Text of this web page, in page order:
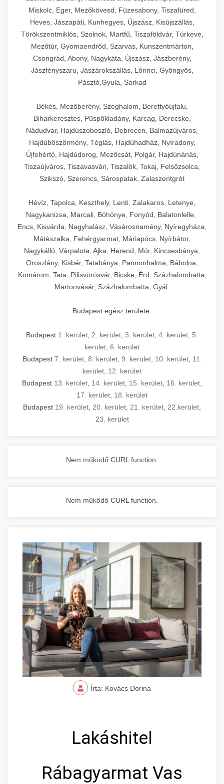
Miskolc, Eger, Mezőkövesd, Füzesabony, Tiszafüred,
Heves, Jászapáti, Kunhegyes, Újszász, Kisújszállás,
Törökszentmiklós, Szolnok, Martfű, Tiszaföldvár, Túrkeve,
Mezőtúr, Gyomaendrőd, Szarvas, Kunszentmárton,
Csongrád, Abony, Nagykáta, Újszász, Jászberény,
Jászfényszaru, Jászárokszállás, Lőrinci, Gyöngyös,
Pásztó,Gyula, Sarkad
Békés, Mezőberény, Szeghalom, Berettyóújfalu,
Biharkeresztes, Püspökladány, Karcag, Derecske,
Nádudvar, Hajdúszoboszló, Debrecen, Balmazújváros,
Hajdúböszörmény, Téglás, Hajdúhadház, Nyíradony,
Újfehértó, Hajdúdorog, Mezőcsát, Polgár, Hajdúnánás,
Tiszaújváros, Tiszavasvári, Tiszalök, Tokaj, Felsőzsolca,
Szikszó, Szerencs, Sárospatak, Zalaszentgrót
Hévíz, Tapolca, Keszthely, Lenti, Zalakaros, Letenye,
Nagykanizsa, Marcali, Böhönye, Fonyód, Balatonlelle,
Encs, Kisvárda, Nagyhalász, Vásárosnamény, Nyíregyháza,
Mátészalka, Fehérgyarmat, Máriapócs, Nyírbátor,
Nagykálló, Várpalota, Ajka, Herend, Mór, Kincsesbánya,
Oroszlány, Kisbér, Tatabánya, Pannonhalma, Bábolna,
Komárom, Tata, Pilisvörösvár, Bicske, Érd, Százhalombatta,
Martonvásár, Százhalombatta, Gyál.
Budapest egész területe:
Budapest 1. kerület 2. kerület 3. kerület 4. kerület 5.
kerület 6. kerület
Budapest 7. kerület, 8. kerület, 9. kerület, 10. kerület, 11.
kerület 12. kerület
Budapest 13. kerület 14. kerület 15. kerület 16. kerület
17. kerület 18. kerület
Budapest 19. kerület 20. kerület 21. kerület 22.kerület
23. kerület
Nem működő CURL function.
Nem működő CURL function.
Írta: Kovács Dorina
Lakáshitel
Rábagyarmat Vas